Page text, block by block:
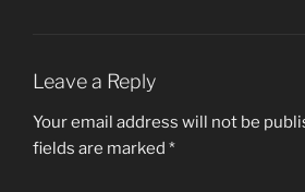
Leave a Reply
Your email address will not be
fields are marked *